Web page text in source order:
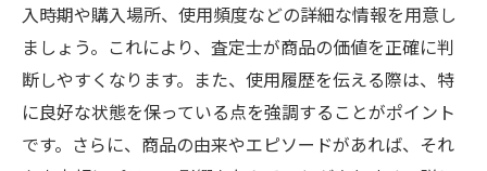
入時期や購入場所、使用頻度などの詳細な情報を用意し
ましょう。これにより、査定士が商品の価値を正確に判
断しやすくなります。また、使用履歴を伝える際は、特
に良好な状態を保っている点を強調することがポイント
です。さらに、商品の由来やエピソードがあれば、それ